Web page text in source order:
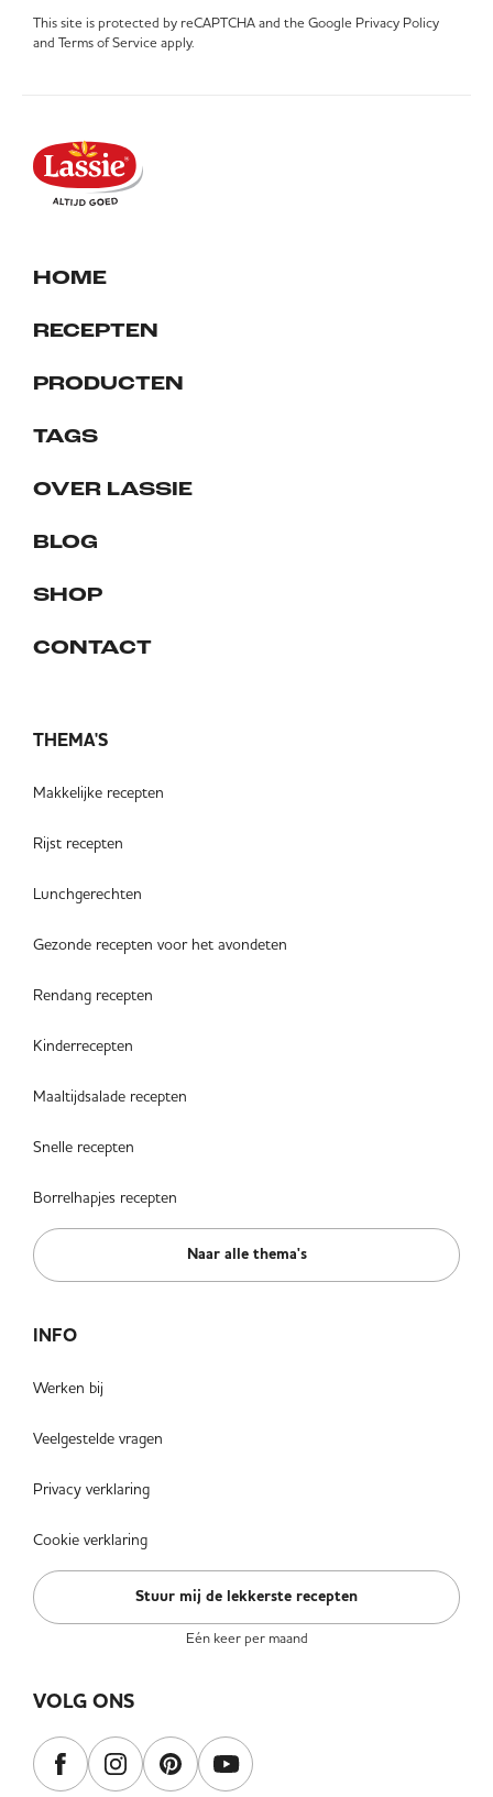
This site is protected by reCAPTCHA and the Google Privacy Policy
and Terms of Service apply.
HOME
RECEPTEN
PRODUCTEN
TAGS
OVER LASSIE
BLOG
SHOP
CONTACT
THEMA'S
Makkelijke recepten
Rijst recepten
Lunchgerechten
Gezonde recepten voor het avondeten
Rendang recepten
Kinderrecepten
Maaltijdsalade recepten
Snelle recepten
Borrelhapjes recepten
Naar alle thema's
INFO
Werken bij
Veelgestelde vragen
Privacy verklaring
Cookie verklaring
Stuur mij de lekkerste recepten
Eén keer per maand
VOLG ONS